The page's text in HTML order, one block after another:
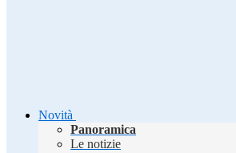
Novità
Panoramica
Le notizie